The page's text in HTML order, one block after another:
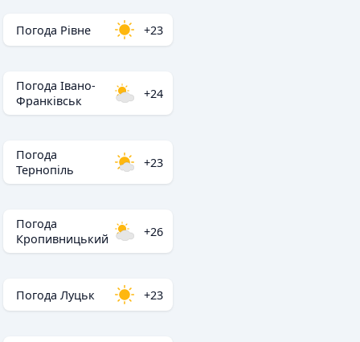
Погода Рівне +23
Погода Івано-
Франківськ
+24
Погода
Тернопіль
+23
Погода
Кропивницький
+26
Погода Луцьк +23